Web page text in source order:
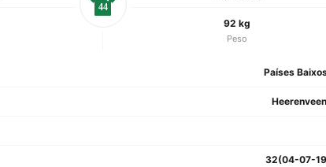
92 kg
Peso
44
Países
Heerenveen
32(04-07-